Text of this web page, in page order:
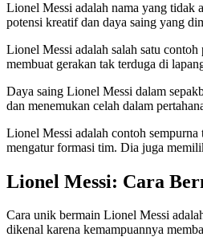
Lionel Messi adalah nama yang tidak
potensi kreatif dan daya saing yang
Lionel Messi adalah salah satu
membuat gerakan tak terduga di
Daya saing Lionel Messi dalam
dan menemukan celah dalam
Lionel Messi adalah contoh
mengatur formasi tim. Dia juga
Lionel Messi: Cara
Cara unik bermain Lionel Messi
dikenal karena kemampuannya